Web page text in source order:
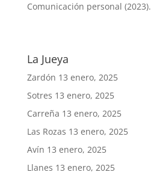
Comunicación personal (2023).
La Jueya
Zardón 13 enero, 2025
Sotres 13 enero, 2025
Carreña 13 enero, 2025
Las Rozas 13 enero, 2025
Avín 13 enero, 2025
Llanes 13 enero, 2025